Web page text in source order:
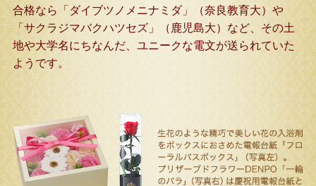
合格なら「ダイブツノメニナミダ」（奈良教育大）や
「サクラジマバクハツセズ」（鹿児島大）など、その土
地や大学名にちなんだ、ユニークな電文が送られていた
ようです。